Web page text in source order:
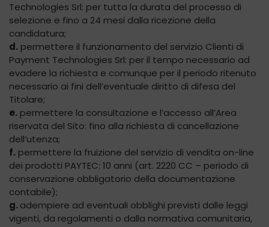
Technologies Srl: per tutta la durata del processo di
selezione e fino a 24 mesi dalla ricezione della
candidatura;
d. permettere il funzionamento del servizio Clienti di
Payment Technologies Srl: per il tempo necessario ad
evadere la richiesta e comunque per il periodo ritenuto
necessario ai fini dell’eventuale diritto di difesa del
Titolare;
e. permettere la consultazione e l’accesso all’Area
riservata del Sito: fino alla richiesta di cancellazione
dell’utenza;
f. permettere la fruizione del servizio di vendita on-line
dei prodotti PAYTEC: 10 anni (art. 2220 CC – periodo di
conservazione obbligatorio della documentazione
contabile);
g.adempiere ad eventuali obblighi previsti dalle leggi
vigenti, da regolamenti o dalla normativa comunitaria,